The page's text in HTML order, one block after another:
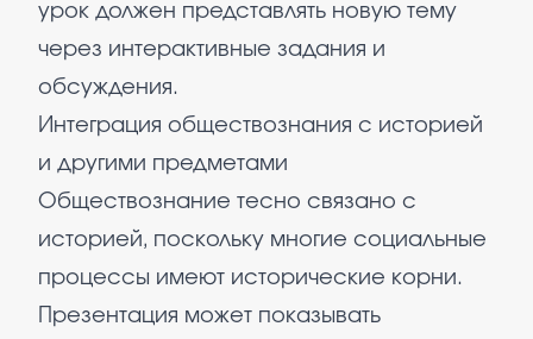
урок должен представлять новую тему
через интерактивные задания и
обсуждения.
Интеграция обществознания с историей
и другими предметами
Обществознание тесно связано с
историей, поскольку многие социальные
процессы имеют исторические корни.
Презентация может показывать